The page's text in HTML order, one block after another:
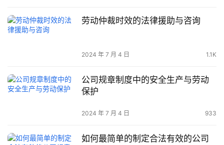
劳动仲裁时效的法律援助与咨询
2024 年 7 月 4 日 1.1K
公司规章制度中的安全生产与劳动
保护
2024 年 7 月 4 日 933
如何最简单的制定合法有效的公司